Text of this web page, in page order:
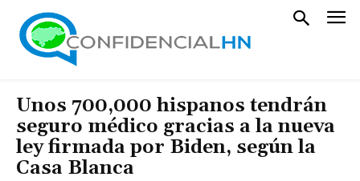
Unos 700,000 hispanos tendrán
seguro médico gracias a la nueva
ley firmada por Biden, según la
Casa Blanca